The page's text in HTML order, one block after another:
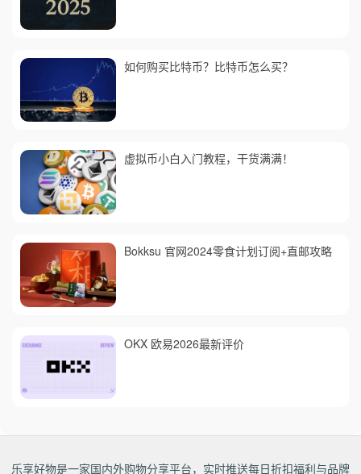
如何购买比特币？比特币怎么买？
虚拟币小白入门教程，干货满满！
Bokksu 官网2024零食计划订阅+直邮攻略
OKX 欧易2026最新评价
乐享好物是一家国内外购物分享平台，实时推送每日折扣福利与品牌